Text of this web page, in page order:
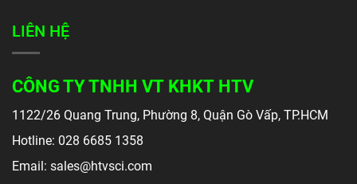
LIÊN HỆ
CÔNG TY TNHH VT KHKT HTV
1122/26 Quang Trung, Phường 8, Quận Gò Vấp, TP.HCM
Hotline: 028 6685 1358
Email: sales@htvsci.com